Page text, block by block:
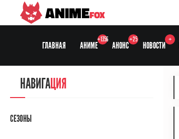
ANIMEFOX
ГЛАВНАЯ АНИМЕ
+1356
АНОНС
+25
НОВОСТИ
+
НАВИГАЦИЯ
СЕЗОНЫ